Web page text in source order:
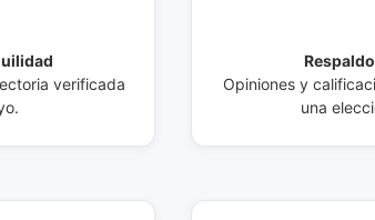
verificada
Opiniones y
una